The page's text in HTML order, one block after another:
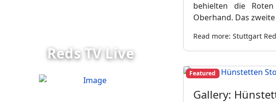
Reds TV Live
behielten die
Oberhand. Das
Read more: Stuttgart
Featured
Gallery: